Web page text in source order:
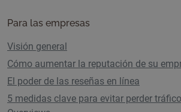
Para las empresas
Visión general
Cómo aumentar la reputación de su
El poder de las reseñas en línea
5 medidas clave para evitar perder